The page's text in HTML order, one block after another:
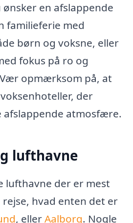
en afslappende
familieferie med
børn og voksne, eller
fokus på ro og
opmærksom på, at
der
afslappende atmosfære.
lufthavne
lufthavne der er mest
hvad enten det er
, ellerAalborg. Nogle